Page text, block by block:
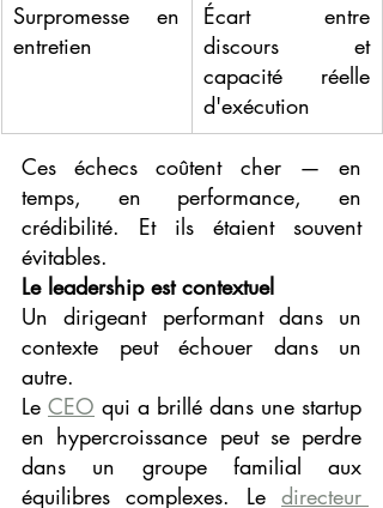
Surpromesse en
entretien
Écart entre
discours et
capacité réelle
d'exécution
Ces échecs coûtent cher — en
temps, en performance, en
crédibilité. Et ils étaient souvent
évitables.
Le leadership est contextuel
Un dirigeant performant dans un
contexte peut échouer dans un
autre.
Le CEO qui a brillé dans une startup
en hypercroissance peut se perdre
dans un groupe familial aux
équilibres complexes. Le directeur